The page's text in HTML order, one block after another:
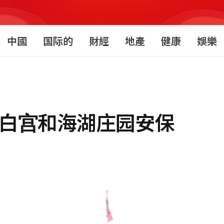
中國 国际的 財經 地產 健康 娛樂
宫和海湖庄园安保